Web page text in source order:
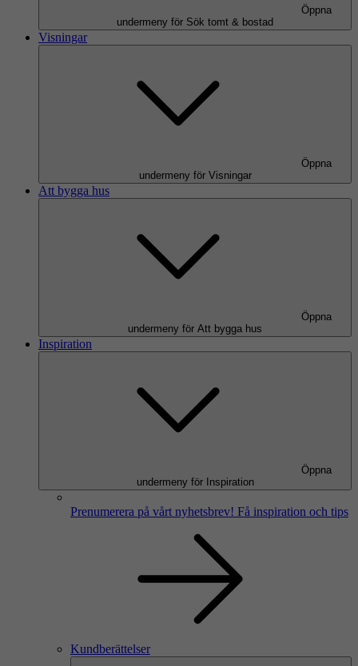
Öppna
undermeny för Sök tomt & bostad
Visningar
Öppna
undermeny för Visningar
Att bygga hus
Öppna
undermeny för Att bygga hus
Inspiration
Öppna
undermeny för Inspiration
Prenumerera på vårt nyhetsbrev! Få inspiration och tips
Kundberättelser